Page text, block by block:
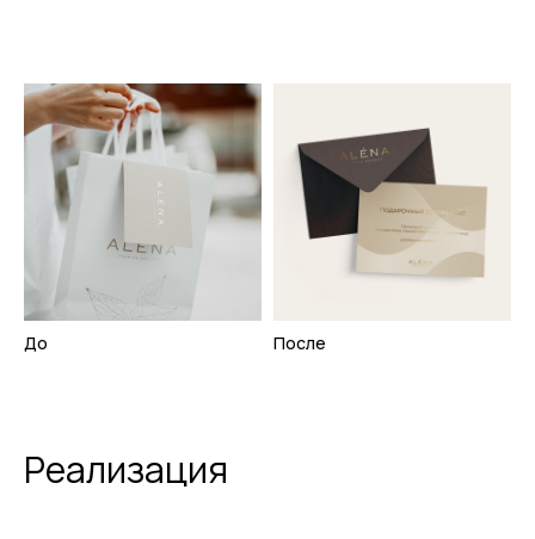
До После
Реализация